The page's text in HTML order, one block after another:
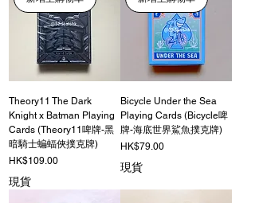
Theory11 The Dark
Knight x Batman Playing
Cards (Theory11啤牌-黑
暗騎士蝙蝠俠撲克牌)
價格
HK$109.00
現貨
Bicycle Under the Sea
Playing Cards (Bicycle啤
牌-海底世界鯊魚撲克牌)
價格
HK$79.00
現貨